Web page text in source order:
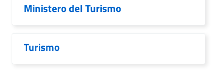
Ministero del Turismo
Turismo